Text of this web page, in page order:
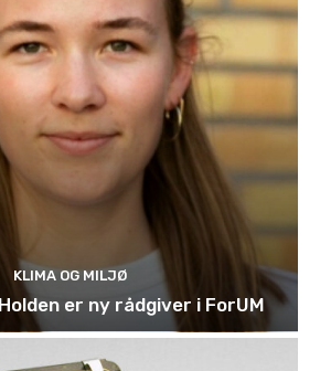
KLIMA OG MILJØ
er ny rådgiver i ForUM